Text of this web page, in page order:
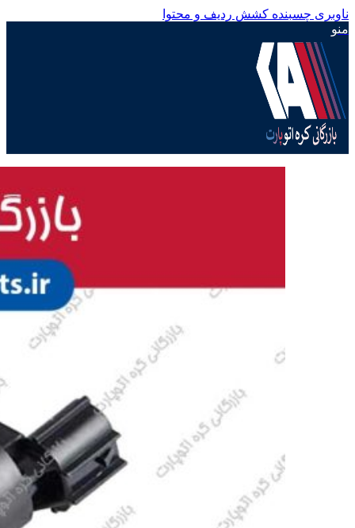
ناوبری چسبنده کشش ردیف و محتوا
منو